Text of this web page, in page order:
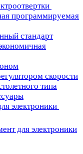
программируемая
стандарт
скорости
типа
электроники
для электроники